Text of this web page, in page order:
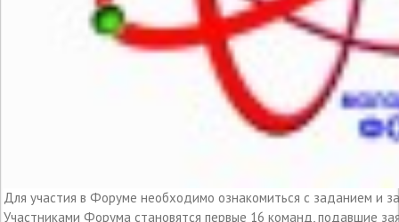
Для участия в Форуме необходимо ознакомиться с заданием и
Участниками Форума становятся первые 16 команд, подавшие